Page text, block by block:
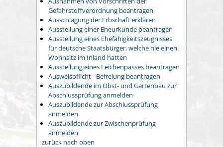
Gefahrstoffverordnung beantragen
Ausschlagung der Erbschaft erklären
Ausstellung einer Eheurkunde beantragen
Ausstellung eines Ehefähigkeitszeugnisses
für deutsche Staatsbürger, welche nie einen
Wohnsitz im Inland hatten
Ausstellung eines Leichenpasses beantragen
Ausweispflicht - Befreiung beantragen
Auszubildende im Obst- und Gartenbau zur
Abschlussprüfung anmelden
Auszubildende zur Abschlussprüfung
anmelden
Auszubildende zur Zwischenprüfung
anmelden
zurück nach oben